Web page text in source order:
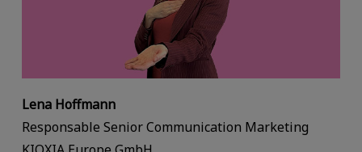
Lena Hoffmann
Responsable Senior Communication Marketing